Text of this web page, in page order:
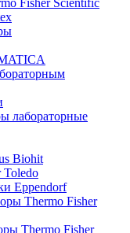
лабораторные
Biohit
Toledo
Eppendorf
Thermo Fisher
Thermo Fisher